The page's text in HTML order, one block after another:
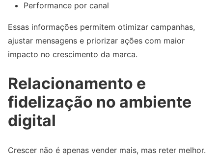
Performance por canal
Essas informações permitem otimizar campanhas,
ajustar mensagens e priorizar ações com maior
impacto no crescimento da marca.
Relacionamento e
fidelização no ambiente
digital
Crescer não é apenas vender mais, mas reter melhor.